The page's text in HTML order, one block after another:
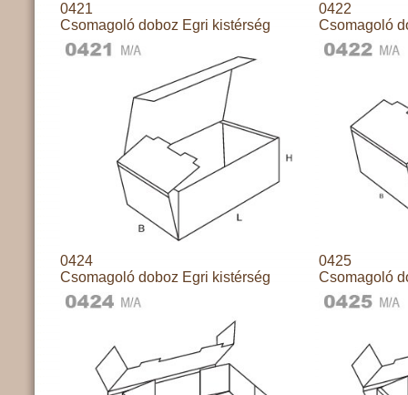
0421
Csomagoló doboz Egri kistérség
0422
Csomagoló
0424
Csomagoló doboz Egri kistérség
0425
Csomagoló